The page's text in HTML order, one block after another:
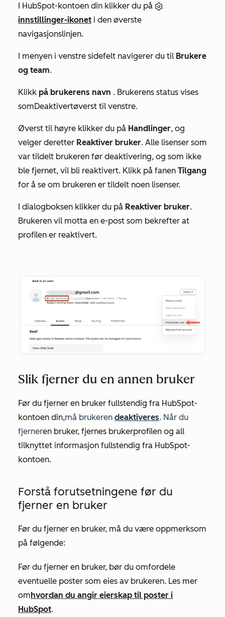
I HubSpot-kontoen din klikker du på
innstillinger-ikonet i den øverste
navigasjonslinjen.
I menyen i venstre sidefelt navigerer du til Brukere
og team.
Klikk på brukerens navn . Brukerens status vises
somDeaktivertøverst til venstre.
Øverst til høyre klikker du på Handlinger, og
velger deretter Reaktiver bruker. Alle lisenser som
var tildelt brukeren før deaktivering, og som ikke
ble fjernet, vil bli reaktivert. Klikk på fanen Tilgang
for å se om brukeren er tildelt noen lisenser.
I dialogboksen klikker du på Reaktiver bruker.
Brukeren vil motta en e-post som bekrefter at
profilen er reaktivert.
Slik fjerner du en annen bruker
Før du fjerner en bruker fullstendig fra HubSpot-
kontoen din,må brukeren deaktiveres. Når du
fjerneren bruker, fjernes brukerprofilen og all
tilknyttet informasjon fullstendig fra HubSpot-
kontoen.
Forstå forutsetningene før du
fjerner en bruker
Før du fjerner en bruker, må du være oppmerksom
på følgende:
Før du fjerner en bruker, bør du omfordele
eventuelle poster som eies av brukeren. Les mer
omhvordan du angir eierskap til poster i
HubSpot.